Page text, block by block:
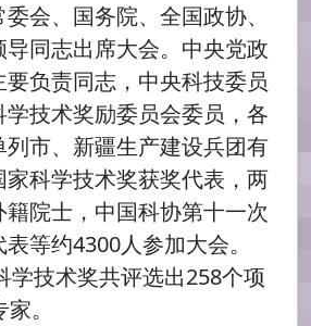
会、国务院、全国政协、
同志出席大会。中央党政
负责同志，中央科技委员
技术奖励委员会委员，各
市、新疆生产建设兵团有
科学技术奖获奖代表，两
院士，中国科协第十一次
等约4300人参加大会。
学技术奖共评选出258个项
。